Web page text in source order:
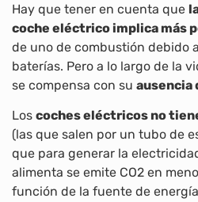
Hay que tener en cuenta que
coche eléctrico implica más
de uno de combustión debido
baterías. Pero a lo largo de la
se compensa con su ausencia
Los coches eléctricos no
(las que salen por un tubo de
que para generar la
alimenta se emite CO2 en
función de la fuente de